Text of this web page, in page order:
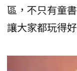
區，不只有童
讓大家都玩得